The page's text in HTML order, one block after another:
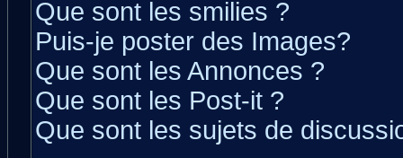
Que sont les smilies ?
Puis-je poster des Images?
Que sont les Annonces ?
Que sont les Post-it ?
Que sont les sujets de